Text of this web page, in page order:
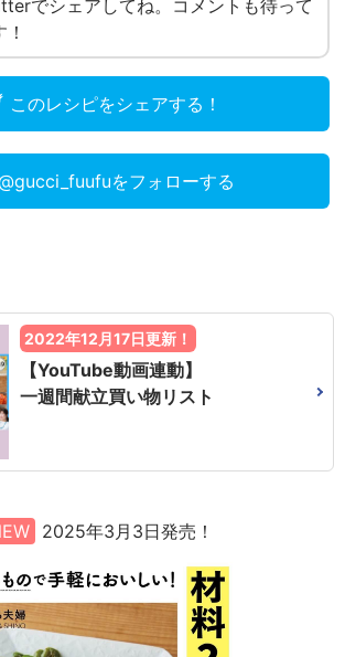
でシェアしてね。コメントも待って
！
このレシピをシェアする！
をフォローする
2022年12月17日更新！
【YouTube動画連動】
一週間献立買い物リスト
2025年3月3日発売！